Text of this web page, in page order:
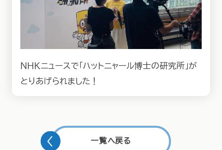
ＮＨＫニュースで「ハットニャール博士の研究所」が
とりあげられました！
一覧へ戻る